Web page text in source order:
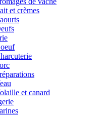
et crèmes
et canard